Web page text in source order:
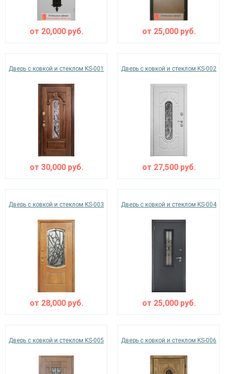
от 20,000руб. от 25,000руб.
Дверь с ковкой и стеклом KS-001
от 30,000руб.
Дверь с ковкой и стеклом KS-002
от 27,500руб.
Дверь с ковкой и стеклом KS-003
от 28,000руб.
Дверь с ковкой и стеклом KS-004
от 25,000руб.
Дверь с ковкой и стеклом KS-005 Дверь с ковкой и стеклом KS-006